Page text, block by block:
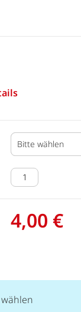
Bitte wählen
4,00 €